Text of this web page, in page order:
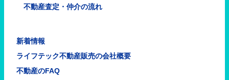
不動産査定・仲介の流れ
新着情報
ライフテック不動産販売の会社概要
不動産のFAQ